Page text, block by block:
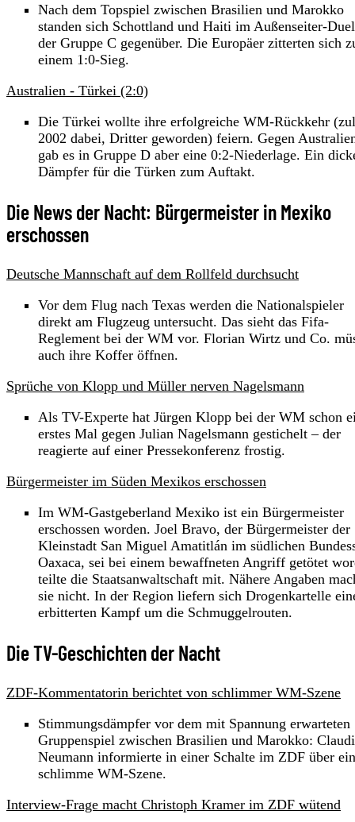
Nach dem Topspiel zwischen Brasilien und Marokko
standen sich Schottland und Haiti im Außenseiter-
der Gruppe C gegenüber. Die Europäer zitterten sich
einem 1:0-Sieg.
Australien - Türkei (2:0)
Die Türkei wollte ihre erfolgreiche WM-Rückkehr
2002 dabei, Dritter geworden) feiern. Gegen
gab es in Gruppe D aber eine 0:2-Niederlage. Ein
Dämpfer für die Türken zum Auftakt.
Die News der Nacht: Bürgermeister in Mexiko
erschossen
Deutsche Mannschaft auf dem Rollfeld durchsucht
Vor dem Flug nach Texas werden die Nationalspieler
direkt am Flugzeug untersucht. Das sieht das Fifa-
Reglement bei der WM vor. Florian Wirtz und Co.
auch ihre Koffer öffnen.
Sprüche von Klopp und Müller nerven Nagelsmann
Als TV-Experte hat Jürgen Klopp bei der WM schon
erstes Mal gegen Julian Nagelsmann gestichelt – der
reagierte auf einer Pressekonferenz frostig.
Bürgermeister im Süden Mexikos erschossen
Im WM-Gastgeberland Mexiko ist ein Bürgermeister
erschossen worden. Joel Bravo, der Bürgermeister der
Kleinstadt San Miguel Amatitlán im südlichen
Oaxaca, sei bei einem bewaffneten Angriff getötet
teilte die Staatsanwaltschaft mit. Nähere Angaben
sie nicht. In der Region liefern sich Drogenkartelle
erbitterten Kampf um die Schmuggelrouten.
Die TV-Geschichten der Nacht
ZDF-Kommentatorin berichtet von schlimmer WM-Szene
Stimmungsdämpfer vor dem mit Spannung erwarteten
Gruppenspiel zwischen Brasilien und Marokko:
Neumann informierte in einer Schalte im ZDF über
schlimme WM-Szene.
Interview-Frage macht Christoph Kramer im ZDF wütend